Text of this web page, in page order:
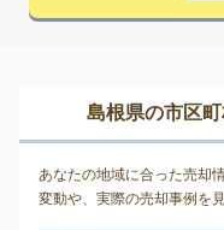
島根県の市区
あなたの地域に合った売却
変動や、実際の売却事例を